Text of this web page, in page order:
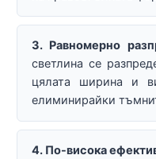
3. Равномерно
светлина се
цялата ширина и
елиминирайки
4. По-висока